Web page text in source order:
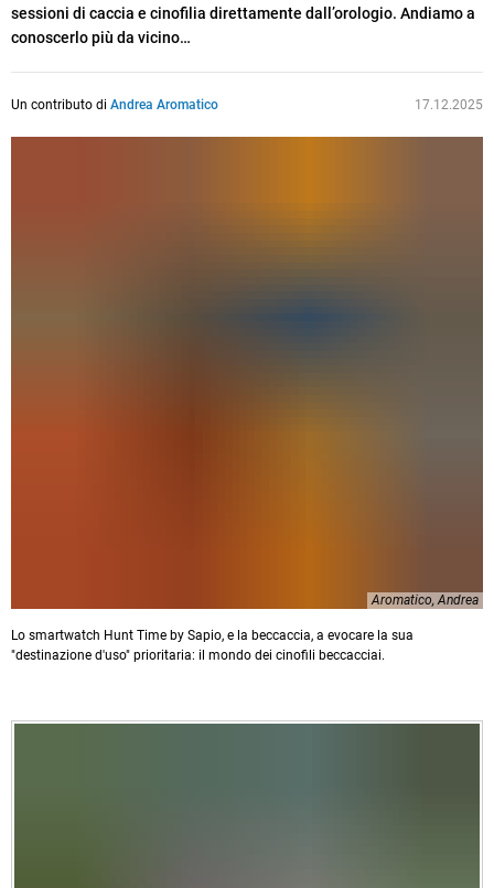
sessioni di caccia e cinofilia direttamente dall’orologio. Andiamo a
conoscerlo più da vicino…
Un contributo di Andrea Aromatico 17.12.2025
Aromatico, Andrea
Lo smartwatch Hunt Time by Sapio, e la beccaccia, a evocare la sua
"destinazione d'uso" prioritaria: il mondo dei cinofili beccacciai.